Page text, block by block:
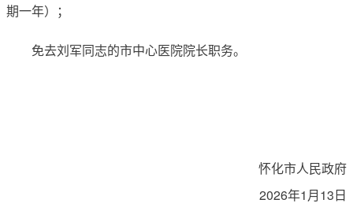
期一年）；
免去刘军同志的市中心医院院长职务。
怀化市人民政府
2026年1月13日